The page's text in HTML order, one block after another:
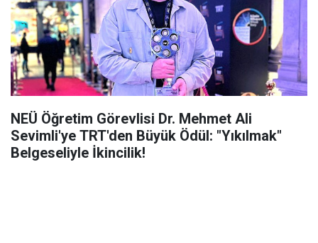
NEÜ Öğretim Görevlisi Dr. Mehmet Ali
Sevimli'ye TRT'den Büyük Ödül: "Yıkılmak"
Belgeseliyle İkincilik!